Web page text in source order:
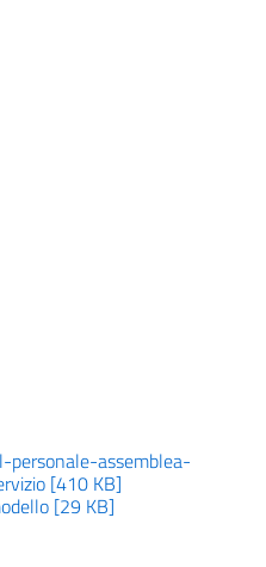
personale-assemblea-
[410 KB]
[29 KB]